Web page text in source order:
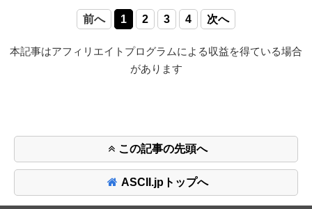
前へ 1 2 3 4 次へ
本記事はアフィリエイトプログラムによる収益を得ている場合
があります
この記事の先頭へ
ASCII.jpトップへ